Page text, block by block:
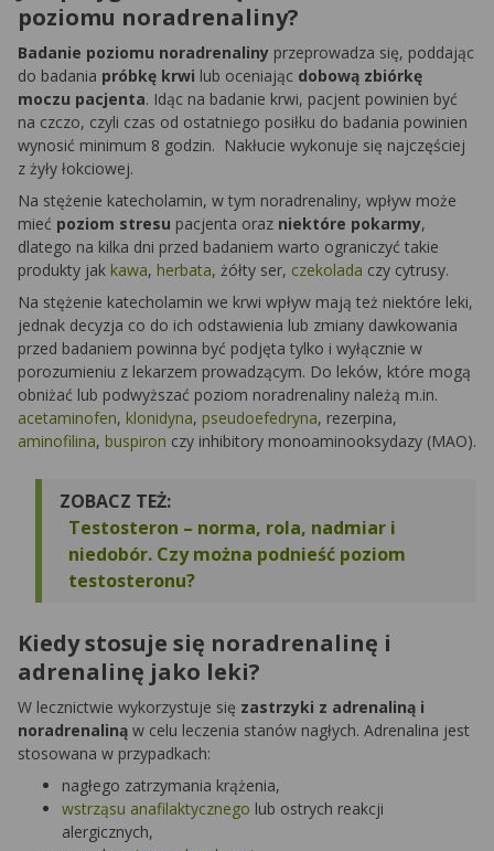
poziomu noradrenaliny?
Badanie poziomu noradrenaliny przeprowadza się, poddając
do badania próbkę krwi lub oceniając dobową zbiórkę
moczu pacjenta. Idąc na badanie krwi, pacjent powinien być
na czczo, czyli czas od ostatniego posiłku do badania powinien
wynosić minimum 8 godzin. Nakłucie wykonuje się najczęściej
z żyły łokciowej.
Na stężenie katecholamin, w tym noradrenaliny, wpływ może
mieć poziom stresu pacjenta oraz niektóre pokarmy,
dlatego na kilka dni przed badaniem warto ograniczyć takie
produkty jak kawa, herbata, żółty ser, czekolada czy cytrusy.
Na stężenie katecholamin we krwi wpływ mają też niektóre leki,
jednak decyzja co do ich odstawienia lub zmiany dawkowania
przed badaniem powinna być podjęta tylko i wyłącznie w
porozumieniu z lekarzem prowadzącym. Do leków, które mogą
obniżać lub podwyższać poziom noradrenaliny należą m.in.
acetaminofen, klonidyna, pseudoefedryna, rezerpina,
aminofilina, buspiron czy inhibitory monoaminooksydazy (MAO).
ZOBACZ TEŻ:
Testosteron – norma, rola, nadmiar i
niedobór. Czy można podnieść poziom
testosteronu?
Kiedy stosuje się noradrenalinę i
adrenalinę jako leki?
W lecznictwie wykorzystuje się zastrzyki z adrenaliną i
noradrenaliną w celu leczenia stanów nagłych. Adrenalina jest
stosowana w przypadkach:
nagłego zatrzymania krążenia,
wstrząsu anafilaktycznego lub ostrych reakcji
alergicznych,